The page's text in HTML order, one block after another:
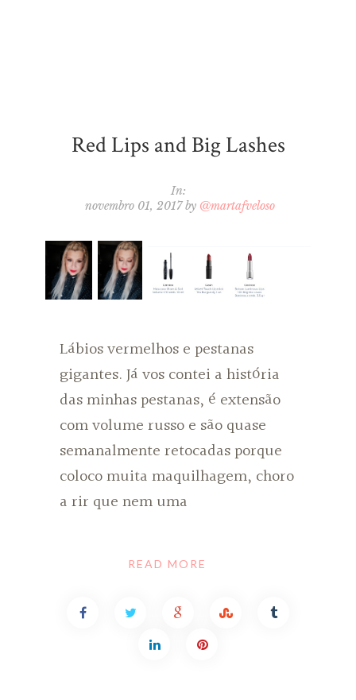
Red Lips and Big Lashes
In:
novembro 01, 2017by @martafveloso
Lábios vermelhos e pestanas
gigantes. Já vos contei a história
das minhas pestanas, é extensão
com volume russo e são quase
semanalmente retocadas porque
coloco muita maquilhagem, choro
a rir que nem uma
READ MORE